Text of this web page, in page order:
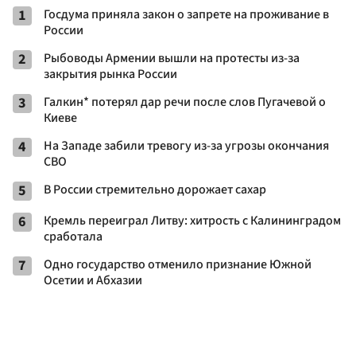
1
Госдума приняла закон о запрете на проживание в
России
2
Рыбоводы Армении вышли на протесты из-за
закрытия рынка России
3
Галкин* потерял дар речи после слов Пугачевой о
Киеве
4
На Западе забили тревогу из-за угрозы окончания
СВО
5 В России стремительно дорожает сахар
6
Кремль переиграл Литву: хитрость с Калининградом
сработала
7
Одно государство отменило признание Южной
Осетии и Абхазии